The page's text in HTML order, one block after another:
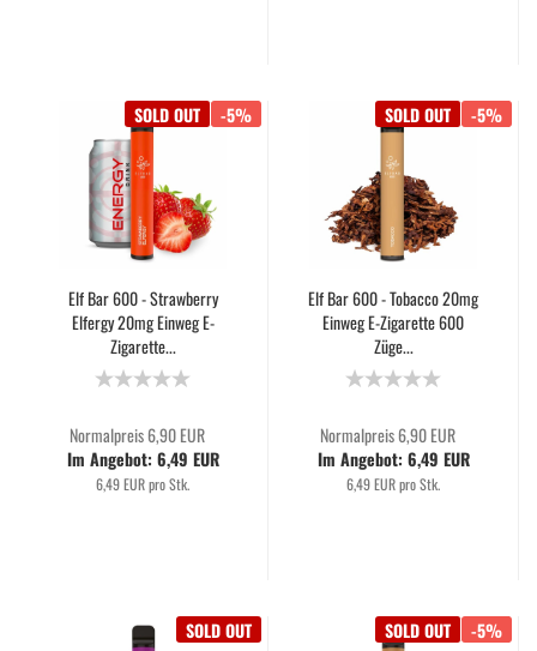
SOLD OUT -5%
Elf Bar 600 - Strawberry
Elfergy 20mg Einweg E-
Zigarette...
Normalpreis 6,90 EUR
Im Angebot: 6,49 EUR
6,49 EUR pro Stk.
SOLD OUT -5%
Elf Bar 600 - Tobacco 20mg
Einweg E-Zigarette 600
Züge...
Normalpreis 6,90 EUR
Im Angebot: 6,49 EUR
6,49 EUR pro Stk.
SOLD OUT SOLD OUT -5%